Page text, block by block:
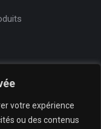
votre expérience
ou des contenus